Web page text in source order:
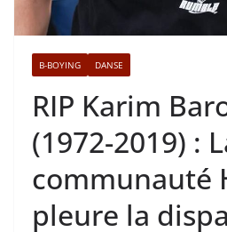
B-BOYING DANSE
RIP Karim
(1972-2019) :
communauté
pleure la